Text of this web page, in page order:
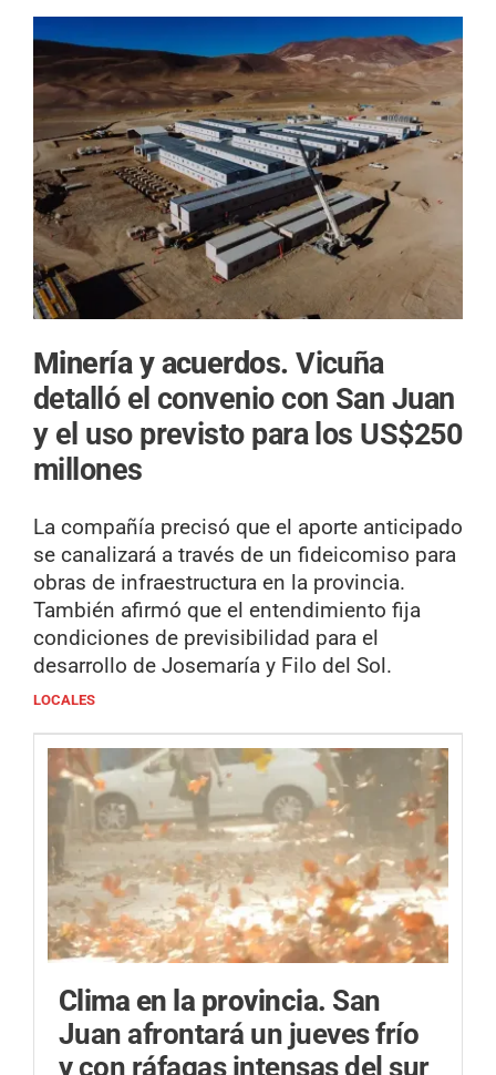
Minería y acuerdos.Vicuña
detalló el convenio con San Juan
y el uso previsto para los US$250
millones
La compañía precisó que el aporte anticipado
se canalizará a través de un fideicomiso para
obras de infraestructura en la provincia.
También afirmó que el entendimiento fija
condiciones de previsibilidad para el
desarrollo de Josemaría y Filo del Sol.
LOCALES
Clima en la provincia. San
Juan afrontará un jueves frío
y con ráfagas intensas del sur